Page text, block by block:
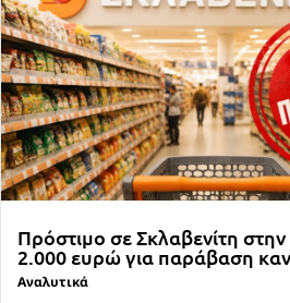
Πρόστιμο σε Σκλαβενίτη
2.000 ευρώ για παράβαση
Αναλυτικά